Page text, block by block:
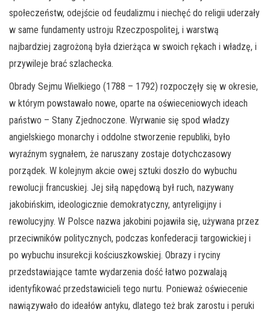
społeczeństw, odejście od feudalizmu i niechęć do religii uderzały
w same fundamenty ustroju Rzeczpospolitej, i warstwą
najbardziej zagrożoną była dzierżąca w swoich rękach i władzę, i
przywileje brać szlachecka.
Obrady Sejmu Wielkiego (1788 – 1792) rozpoczęły się w okresie,
w którym powstawało nowe, oparte na oświeceniowych ideach
państwo – Stany Zjednoczone. Wyrwanie się spod władzy
angielskiego monarchy i oddolne stworzenie republiki, było
wyraźnym sygnałem, że naruszany zostaje dotychczasowy
porządek. W kolejnym akcie owej sztuki doszło do wybuchu
rewolucji francuskiej. Jej siłą napędową był ruch, nazywany
jakobińskim, ideologicznie demokratyczny, antyreligijny i
rewolucyjny. W Polsce nazwa jakobini pojawiła się, używana przez
przeciwników politycznych, podczas konfederacji targowickiej i
po wybuchu insurekcji kościuszkowskiej. Obrazy i ryciny
przedstawiające tamte wydarzenia dość łatwo pozwalają
identyfikować przedstawicieli tego nurtu. Ponieważ oświecenie
nawiązywało do ideałów antyku, dlatego też brak zarostu i peruki